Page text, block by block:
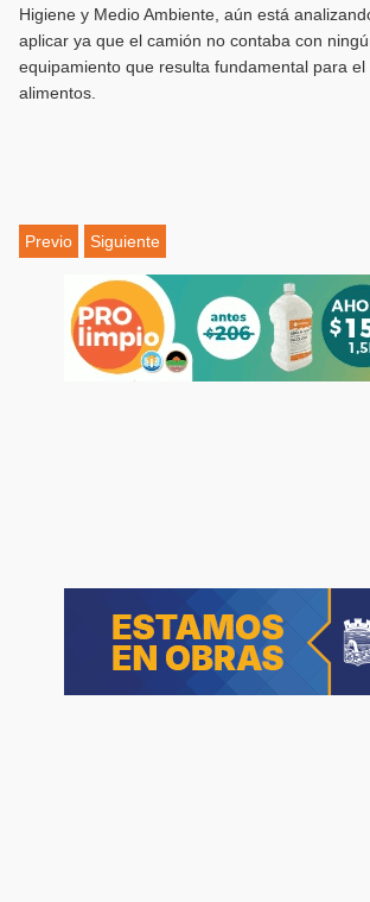
Higiene y Medio Ambiente, aún está
aplicar ya que el camión no contaba con
equipamiento que resulta fundamental para
alimentos.
Previo Siguiente